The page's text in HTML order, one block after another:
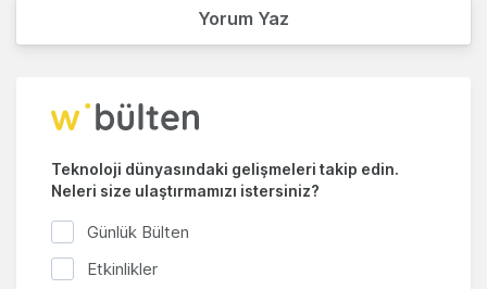
Yorum Yaz
Teknoloji dünyasındaki gelişmeleri takip edin.
Neleri size ulaştırmamızı istersiniz?
Günlük Bülten
Etkinlikler